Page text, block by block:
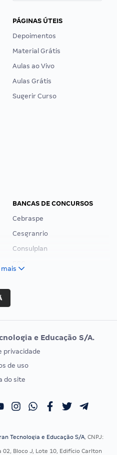
PÁGINAS ÚTEIS
Depoimentos
Material Grátis
Aulas ao Vivo
Aulas Grátis
Sugerir Curso
BANCAS DE CONCURSOS
Cebraspe
Cesgranrio
Consulplan
Vunesp
EXAME DE ORDEM
Calendário OAB
e Educação S/A.
privacidade
de uso
do site
Tecnologia e Educação S/A, CNPJ:
Bloco J, Lote 10, Edifício Carlton